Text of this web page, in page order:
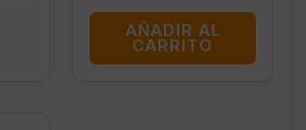
AÑADIR AL
CARRITO